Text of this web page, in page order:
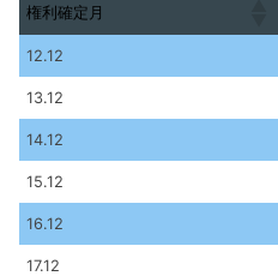
権利確定月
権利確定月
12.12
13.12
14.12
15.12
16.12
17.12